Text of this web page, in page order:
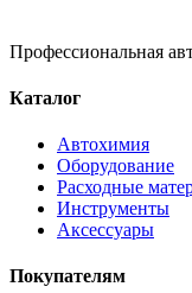
Профессиональная
Каталог
Автохимия
Оборудование
Расходные
Инструменты
Аксессуары
Покупателям